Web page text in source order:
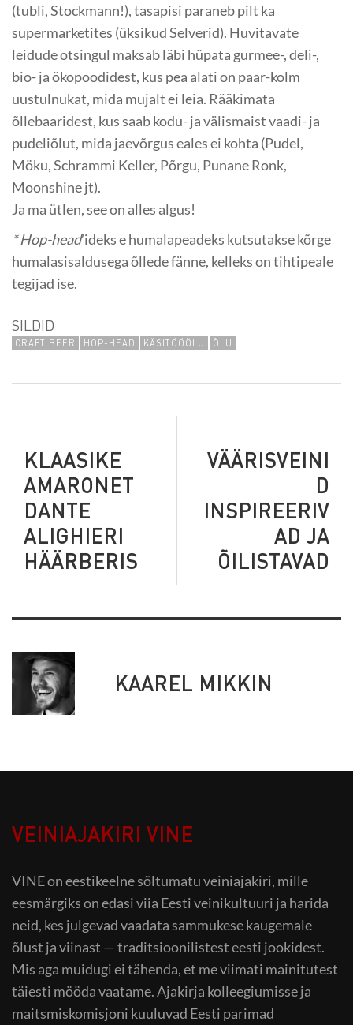
(tubli, Stockmann!), tasapisi paraneb pilt ka
supermarketites (üksikud Selverid). Huvitavate
leidude otsingul maksab läbi hüpata gurmee-, deli-,
bio- ja ökopoodidest, kus pea alati on paar-kolm
uustulnukat, mida mujalt ei leia. Rääkimata
õllebaaridest, kus saab kodu- ja välismaist vaadi- ja
pudeliõlut, mida jaevõrgus eales ei kohta (Pudel,
Möku, Schrammi Keller, Põrgu, Punane Ronk,
Moonshine jt).
Ja ma ütlen, see on alles algus!
* Hop-head’ideks e humalapeadeks kutsutakse kõrge
humalasisaldusega õllede fänne, kelleks on tihtipeale
tegijad ise.
SILDID
CRAFT BEER HOP-HEAD KÄSITÖÖÕLU ÕLU
VÄÄRISVEINI
D
INSPIREERIV
AD JA
ÕILISTAVAD
KLAASIKE
AMARONET
DANTE
ALIGHIERI
HÄÄRBERIS
KAAREL MIKKIN
VEINIAJAKIRI VINE
VINE on eestikeelne sõltumatu veiniajakiri, mille
eesmärgiks on edasi viia Eesti veinikultuuri ja harida
neid, kes julgevad vaadata sammukese kaugemale
õlust ja viinast — traditsioonilistest eesti jookidest.
Mis aga muidugi ei tähenda, et me viimati mainitutest
täiesti mööda vaatame. Ajakirja kolleegiumisse ja
maitsmiskomisjoni kuuluvad Eesti parimad